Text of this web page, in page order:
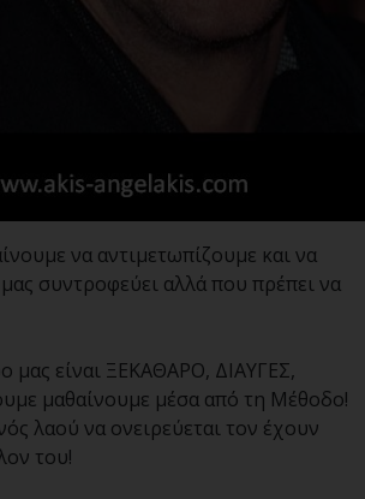
να αντιμετωπίζουμε και να
συντροφεύει αλλά που πρέπει να
μας είναι ΞΕΚΑΘΑΡΟ, ΔΙΑΥΓΕΣ,
μαθαίνουμε μέσα από τη Μέθοδο!
λαού να ονειρεύεται τον έχουν
του!